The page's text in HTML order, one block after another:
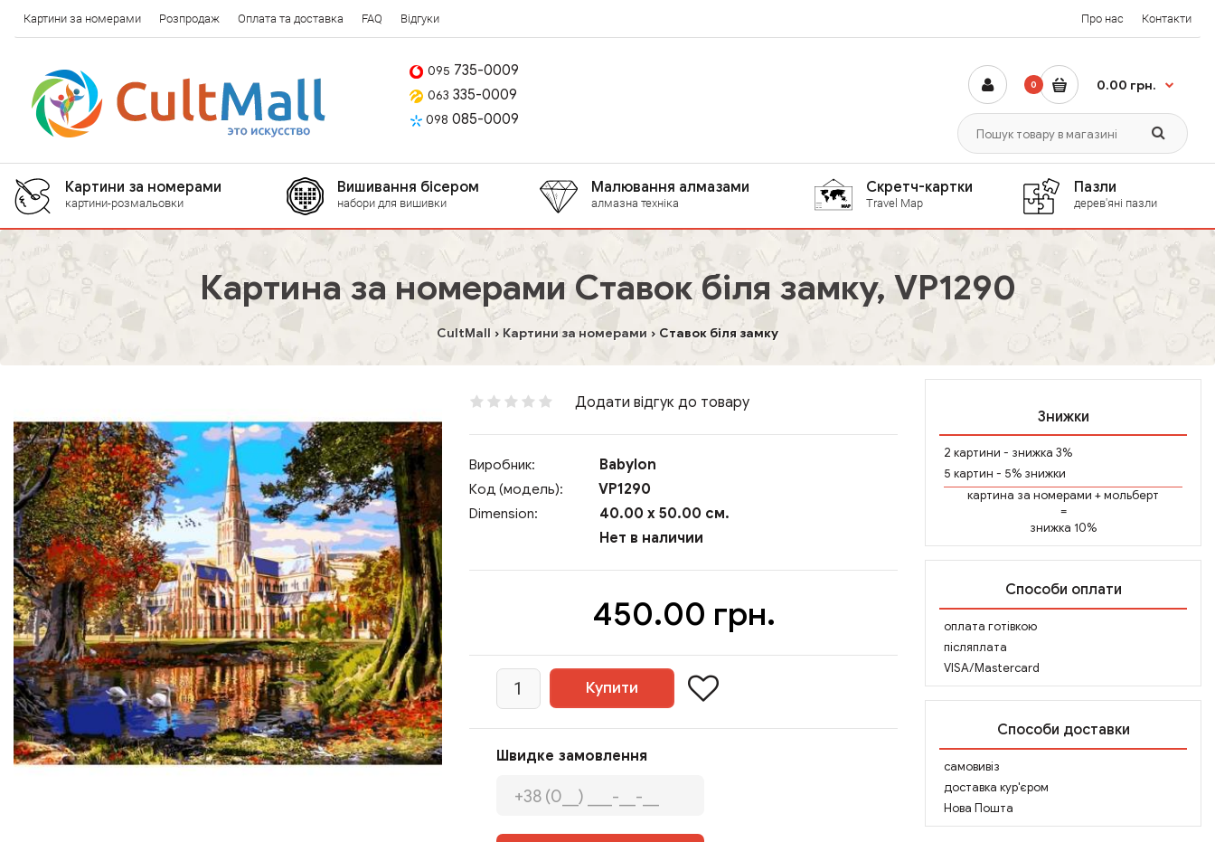
Картини за номерами Розпродаж Оплата та доставка FAQ Відгуки Про нас Контакти
095 735-0009
063 335-0009
098 085-0009
0 0.00 грн.
Картини за номерами
картини-розмальовки
Вишивання бісером
набори для вишивки
Малювання алмазами
алмазна техніка
Скретч-картки
Travel Map
Пазли
дерев'яні пазли
Картина за номерами Ставок біля замку, VP1290
CultMall Картини за номерами Ставок біля замку
Додати відгук до товару
Виробник: Babylon
Код (модель): VP1290
Dimension:
40.00 x 50.00 см.
Нет в наличии
450.00 грн.
Швидке замовлення
Знижки
2 картини - знижка 3%
5 картин - 5% знижки
картина за номерами +мольберт
=
знижка 10%
Способи оплати
оплата готівкою
післяплата
VISA/Mastercard
Способи доставки
самовивіз
доставка кур'єром
Нова Пошта